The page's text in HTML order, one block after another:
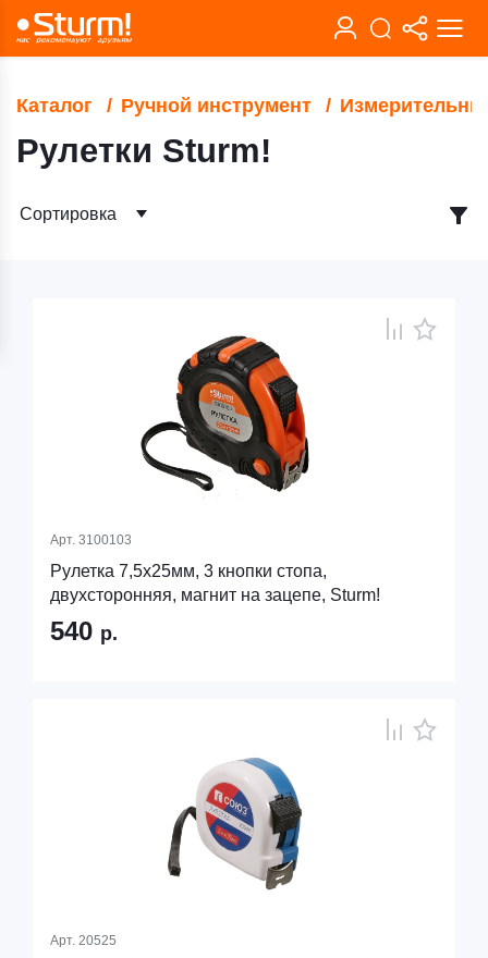
Каталог Ручной инструмент
Рулетки Sturm!
Сортировка
Арт. 3100103
Рулетка 7,5x25мм, 3 кнопки стопа,
двухсторонняя, магнит на зацепе, Sturm!
540 р.
Арт. 20525